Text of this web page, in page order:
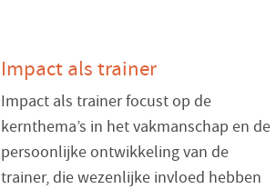
Impact als trainer
Impact als trainer focust op de
kernthema’s in het vakmanschap en de
persoonlijke ontwikkeling van de
trainer, die wezenlijke invloed hebben